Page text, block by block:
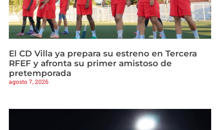
El CD Villa ya prepara su estreno en Tercera
RFEF y afronta su primer amistoso de
pretemporada
agosto 7, 2026